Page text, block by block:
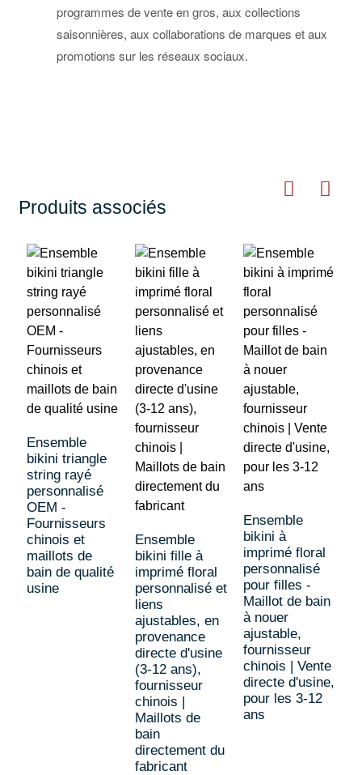
programmes de vente en gros, aux collections
saisonnières, aux collaborations de marques et aux
promotions sur les réseaux sociaux.
Produits associés
Ensemble
bikini triangle
string rayé
personnalisé
OEM -
Fournisseurs
chinois et
maillots de
bain de qualité
usine
Ensemble
bikini fille à
imprimé floral
personnalisé et
liens
ajustables, en
provenance
directe d'usine
(3-12 ans),
fournisseur
chinois |
Maillots de
bain
directement du
fabricant
Ensemble
bikini à
imprimé floral
personnalisé
pour filles -
Maillot de bain
à nouer
ajustable,
fournisseur
chinois | Vente
directe d'usine,
pour les 3-12
ans